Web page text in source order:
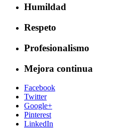
Humildad
Respeto
Profesionalismo
Mejora continua
Facebook
Twitter
Google+
Pinterest
LinkedIn